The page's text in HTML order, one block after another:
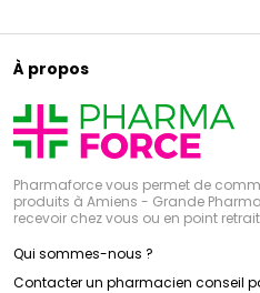
À propos
Pharmaforce vous permet de
produits à Amiens - Grande
recevoir chez vous ou en point retrait
Qui sommes-nous ?
Contacter un pharmacien conseil